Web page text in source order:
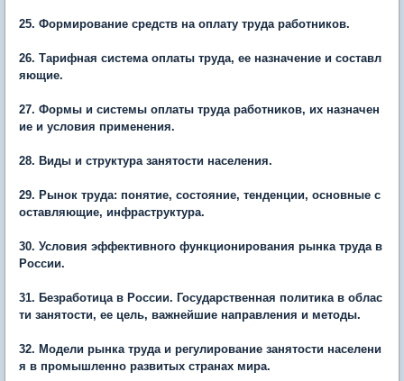
25. Формирование средств на оплату труда работников.
26. Тарифная система оплаты труда, ее назначение и составл
яющие.
27. Формы и системы оплаты труда работников, их назначен
ие и условия применения.
28. Виды и структура занятости населения.
29. Рынок труда: понятие, состояние, тенденции, основные с
оставляющие, инфраструктура.
30. Условия эффективного функционирования рынка труда в
России.
31. Безработица в России. Государственная политика в облас
ти занятости, ее цель, важнейшие направления и методы.
32. Модели рынка труда и регулирование занятости населени
я в промышленно развитых странах мира.